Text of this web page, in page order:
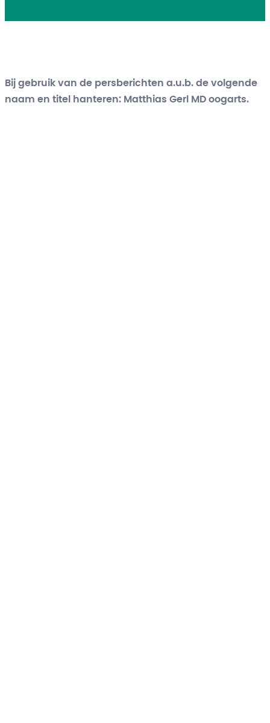
Bij gebruik van de persberichten a.u.b. de volgende
naam en titel hanteren: Matthias Gerl MD oogarts.